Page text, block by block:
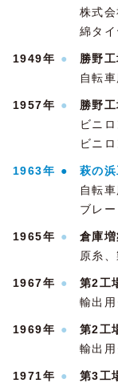
株式
綿タ
1949年 ●
勝野
自転
1957年 ●
勝野
ビニ
ビニ
1963年 ●
萩の
自転
ブレ
1965年 ●
倉庫増
原糸
1967年 ●
第2工
輸出
1969年 ●
第2工
輸出
1971年 ●
第3工